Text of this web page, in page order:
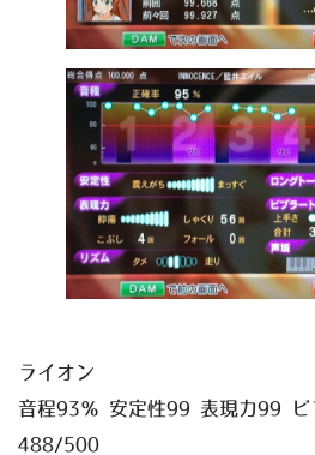
ライオン
音程93％ 安定性99 表現力99 ビ
488/500